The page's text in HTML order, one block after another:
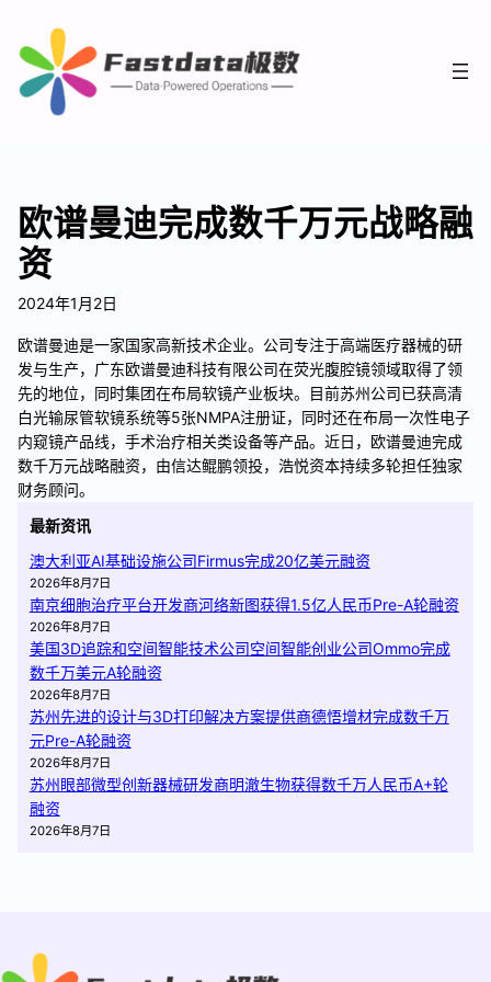
欧谱曼迪完成数千万元战略融
资
2024年1月2日
欧谱曼迪是一家国家高新技术企业。公司专注于高端医疗器械的研
发与生产，广东欧谱曼迪科技有限公司在荧光腹腔镜领域取得了领
先的地位，同时集团在布局软镜产业板块。目前苏州公司已获高清
白光输尿管软镜系统等5张NMPA注册证，同时还在布局一次性电子
内窥镜产品线，手术治疗相关类设备等产品。近日，欧谱曼迪完成
数千万元战略融资，由信达鲲鹏领投，浩悦资本持续多轮担任独家
财务顾问。
最新资讯
澳大利亚AI基础设施公司Firmus完成20亿美元融资
2026年8月7日
南京细胞治疗平台开发商河络新图获得1.5亿人民币Pre-A轮融资
2026年8月7日
美国3D追踪和空间智能技术公司空间智能创业公司Ommo完成
数千万美元A轮融资
2026年8月7日
苏州先进的设计与3D打印解决方案提供商德悟增材完成数千万
元Pre-A轮融资
2026年8月7日
苏州眼部微型创新器械研发商明澈生物获得数千万人民币A+轮
融资
2026年8月7日